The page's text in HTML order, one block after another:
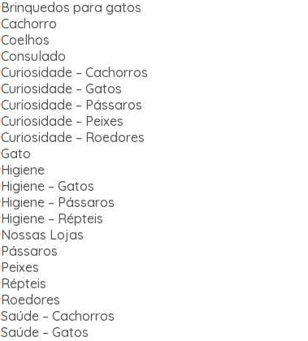
Brinquedos para gatos
Cachorro
Coelhos
Consulado
Curiosidade – Cachorros
Curiosidade – Gatos
Curiosidade – Pássaros
Curiosidade – Peixes
Curiosidade – Roedores
Gato
Higiene
Higiene – Gatos
Higiene – Pássaros
Higiene – Répteis
Nossas Lojas
Pássaros
Peixes
Répteis
Roedores
Saúde – Cachorros
Saúde – Gatos